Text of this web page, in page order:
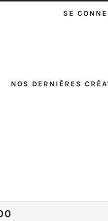
NOS DERNIÈRES
SE